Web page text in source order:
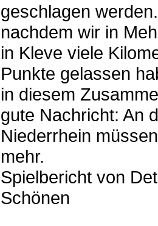
geschlagen
nachdem wir in
in Kleve viele
Punkte gelassen
in diesem
gute Nachricht: An
Niederrhein
mehr.
Spielbericht von
Schönen